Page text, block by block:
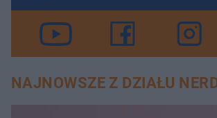
NAJNOWSZE Z DZIAŁU